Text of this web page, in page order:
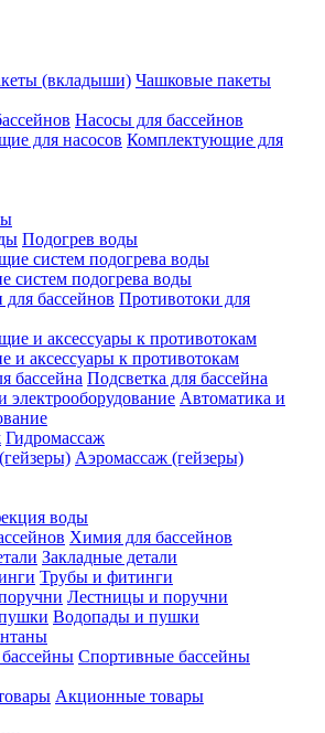
Чашковые пакеты
Насосы для бассейнов
Комплектующие для
Подогрев воды
систем подогрева воды
Противотоки для
и аксессуары к противотокам
Подсветка для бассейна
Автоматика и
Гидромассаж
Аэромассаж (гейзеры)
воды
Химия для бассейнов
Закладные детали
Трубы и фитинги
Лестницы и поручни
Водопады и пушки
Спортивные бассейны
Акционные товары